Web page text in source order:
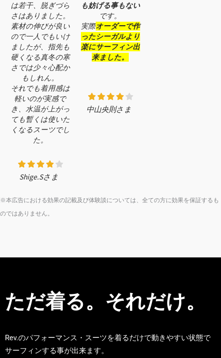
は若干、脱ぎづら
さはありました。
素材の伸びが良い
ので一人でもいけ
ましたが、指先も
硬くなる真冬の寒
さでは少々心配か
もしれん。
それでも着用感は
軽いのが実感で
き、水温が上がっ
ても暫くは使いた
くなるスーツでし
た。
Shige.Sさま
も妨げる事もない
です。
実際オーダーで作
ったシーガルより
楽にサーフィン出
来ました。
中山央則さま
※本広告における効果の記載及び体験談については、全ての方に効果を保証するも
のではありません。
ただ着る。それだけ。
Rev.のパフォーマンス・スーツを着るだけで動きやすい状態で
サーフィンする事が出来ます。